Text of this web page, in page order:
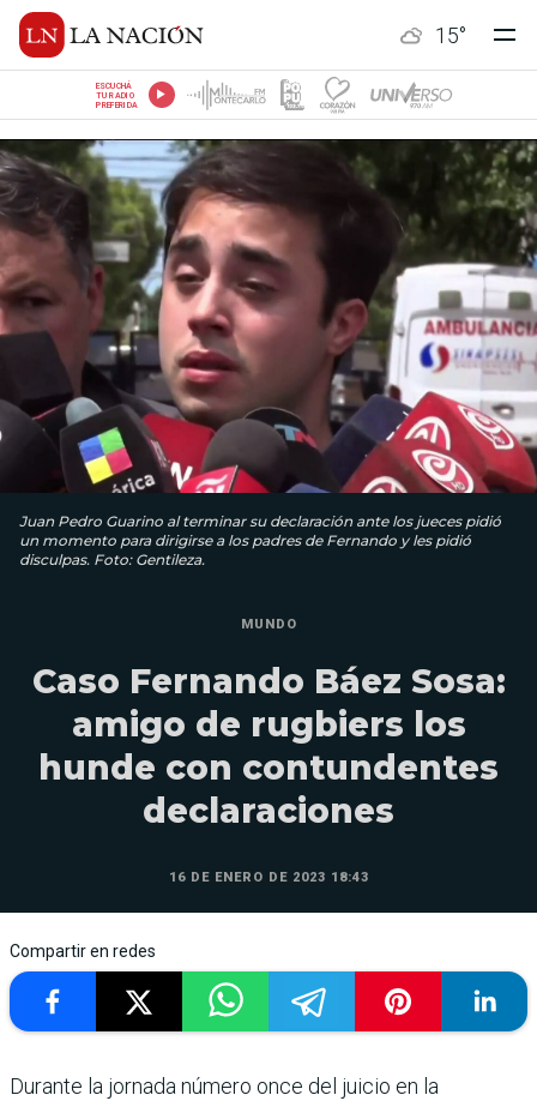
15°
ESCUCHÁ
TU RADIO
PREFERIDA
Juan Pedro Guarino al terminar su declaración ante los jueces pidió
un momento para dirigirse a los padres de Fernando y les pidió
disculpas. Foto: Gentileza.
MUNDO
Caso Fernando Báez Sosa:
amigo de rugbiers los
hunde con contundentes
declaraciones
16 DE ENERO DE 2023 18:43
Compartir en redes
Durante la jornada número once del juicio en la